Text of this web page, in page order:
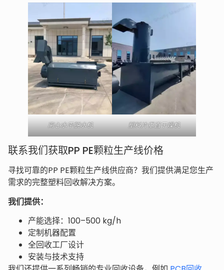
离心水平脱水机 塑料片垂直干燥机
联系我们获取PP PE颗粒生产线价格
寻找可靠的PP PE颗粒生产线供应商？我们提供满足您生产
需求的完整塑料回收解决方案。
我们提供：
产能选择：100–500 kg/h
定制机器配置
全回收工厂设计
安装与技术支持